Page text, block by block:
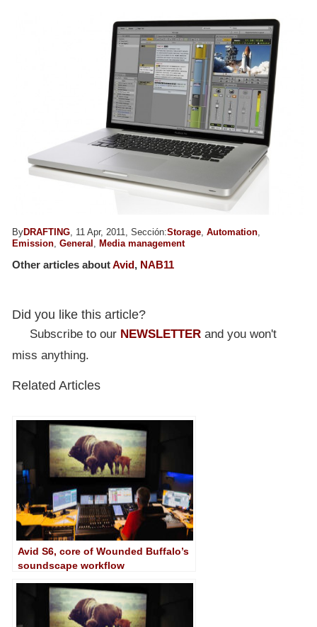
ByDRAFTING, 11 Apr, 2011, Sección:Storage, Automation,
Emission, General , Media management
Other articles aboutAvid, NAB11
Did you like this article?
Subscribe to our NEWSLETTER and you won't
miss anything.
Related Articles
Avid S6, core of Wounded Buffalo’s
soundscape workflow